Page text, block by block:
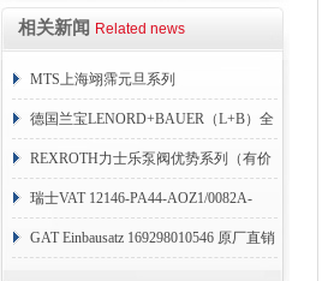
相关新闻 Related news
MTS上海翊霈元旦系列
RHM3050MR081A01
德国兰宝LENORD+BAUER（L+B）全
系列编码器
REXROTH力士乐泵阀优势系列（有价
目表）
瑞士VAT 12146-PA44-AOZ1/0082A-
1173938
GAT Einbausatz 169298010546 原厂直销